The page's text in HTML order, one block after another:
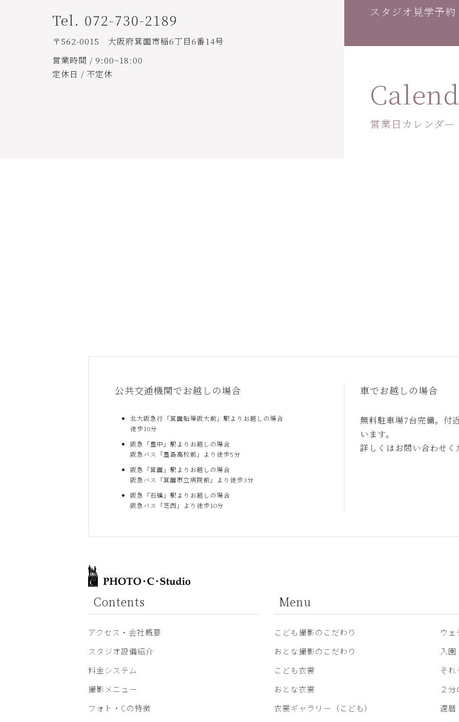
Tel. 072-730-2189
〒562-0015 大阪府箕面市稲6丁目6番14号
営業時間 / 9:00~18:00
定休日 / 不定休
スタジオ見学予
営業日カレンダー
公共交通機関でお越しの場合
北大阪急行「箕面船場阪大前」駅よりお越しの場合
徒歩10分
阪急「豊中」駅よりお越しの場合
阪急バス「豊島高校前」より徒歩5分
阪急「箕面」駅よりお越しの場合
阪急バス「箕面市立病院前」より徒歩3分
阪急「石橋」駅よりお越しの場合
阪急バス「芝西」より徒歩10分
車でお越しの場合
無料駐車場7台完備。付
います。
詳しくはお問い合わせく
Contents
アクセス・会社概要
スタジオ設備紹介
料金システム
撮影メニュー
フォト・Cの特徴
Menu
こども撮影のこだわり
おとな撮影のこだわり
こども衣裳
おとな衣裳
衣裳ギャラリー（こども）
ウ
入
それ
２
還暦